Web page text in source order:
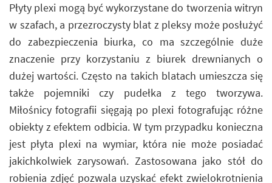
Płyty plexi mogą być wykorzystane do tworzenia witryn
w szafach, a przezroczysty blat z pleksy może posłużyć
do zabezpieczenia biurka, co ma szczególnie duże
znaczenie przy korzystaniu z biurek drewnianych o
dużej wartości. Często na takich blatach umieszcza się
także pojemniki czy pudełka z tego tworzywa.
Miłośnicy fotografii sięgają po plexi fotografując różne
obiekty z efektem odbicia. W tym przypadku konieczna
jest płyta plexi na wymiar, która nie może posiadać
jakichkolwiek zarysowań. Zastosowana jako stół do
robienia zdjęć pozwala uzyskać efekt zwielokrotnienia